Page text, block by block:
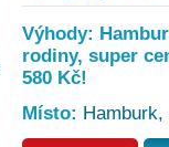
Výhody:
rodiny, super
580 Kč!
Místo: